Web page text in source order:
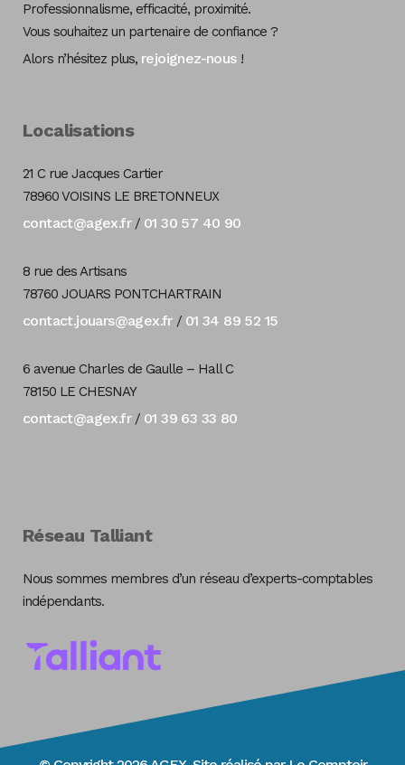
Professionnalisme, efficacité, proximité.
Vous souhaitez un partenaire de confiance ?
Alors n’hésitez plus, rejoignez-nous!
Localisations
21 C rue Jacques Cartier
78960 VOISINS LE BRETONNEUX
contact@agex.fr/ 01 30 57 40 90
8 rue des Artisans
78760 JOUARS PONTCHARTRAIN
contact.jouars@agex.fr/ 01 34 89 52 15
6 avenue Charles de Gaulle – Hall C
78150 LE CHESNAY
contact@agex.fr/ 01 39 63 33 80
Réseau Talliant
Nous sommes membres d’un réseau d’experts-comptables
indépendants.